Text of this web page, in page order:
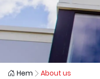
Hem About us